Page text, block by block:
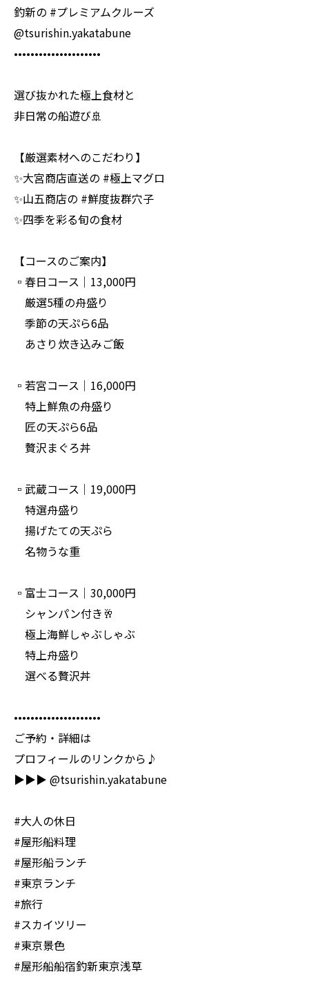
釣新の #プレミアムクルーズ
@tsurishin.yakatabune
•••••••••••••••••••••
選び抜かれた極上食材と
非日常の船遊び🚢
【厳選素材へのこだわり】
✨大宮商店直送の #極上マグロ
✨山五商店の #鮮度抜群穴子
✨四季を彩る旬の食材
【コースのご案内】
▫️春日コース｜13,000円
厳選5種の舟盛り
季節の天ぷら6品
あさり炊き込みご飯
▫️若宮コース｜16,000円
特上鮮魚の舟盛り
匠の天ぷら6品
贅沢まぐろ丼
▫️武蔵コース｜19,000円
特選舟盛り
揚げたての天ぷら
名物うな重
▫️富士コース｜30,000円
シャンパン付き🥂
極上海鮮しゃぶしゃぶ
特上舟盛り
選べる贅沢丼
•••••••••••••••••••••
ご予約・詳細は
プロフィールのリンクから♪
▶︎▶︎▶︎ @tsurishin.yakatabune
#大人の休日
#屋形船料理
#屋形船ランチ
#東京ランチ
#旅行
#スカイツリー
#東京景色
#屋形船船宿釣新東京浅草